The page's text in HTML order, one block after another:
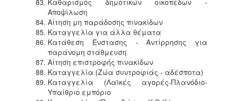
Αποψίλωση
Αίτηση μη παράδοσης πινακίδων
Καταγγελία για άλλα θέματα
Κατάθεση Ένστασης - Αντίρρησης για
παράνομη στάθμευση
Αίτηση επιστροφής πινακίδων
Καταγγελία (Ζώα συντροφιάς - αδέσποτα)
Καταγγελία (Λαϊκές αγορές-Πλανόδιο-
Υπαίθριο εμπόριο